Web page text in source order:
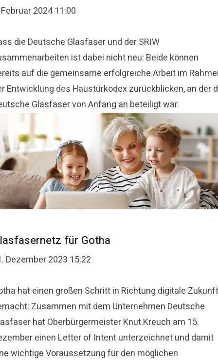
2024 11:00
die Deutsche Glasfaser und der SRIW
ist dabei nicht neu: Beide können
auf die gemeinsame erfolgreiche Arbeit im
Entwicklung des Haustürkodex zurückblicken, an der
Glasfaser von Anfang an beteiligt war.
für Gotha
Dezember 2023 15:22
hat einen großen Schritt in Richtung digitale Zukunft
Zusammen mit dem Unternehmen Deutsche
hat Oberbürgermeister Knut Kreuch am 15.
einen Letter of Intent unterzeichnet und damit
wichtige Voraussetzung für den möglichen